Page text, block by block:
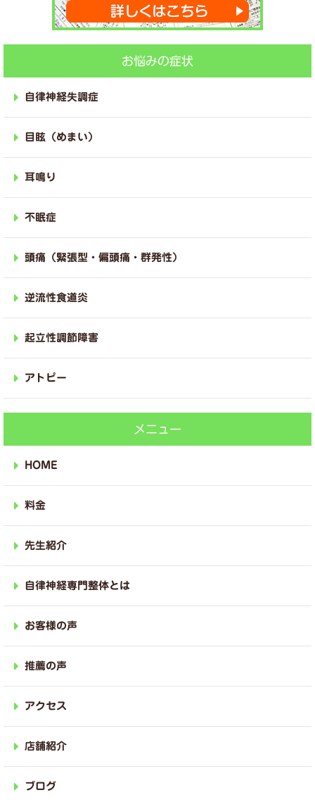
お悩みの症状
自律神経失調症
目眩（めまい）
耳鳴り
不眠症
頭痛（緊張型・偏頭痛・群発性）
逆流性食道炎
起立性調節障害
アトピー
メニュー
HOME
料金
先生紹介
自律神経専門整体とは
お客様の声
推薦の声
アクセス
店舗紹介
ブログ